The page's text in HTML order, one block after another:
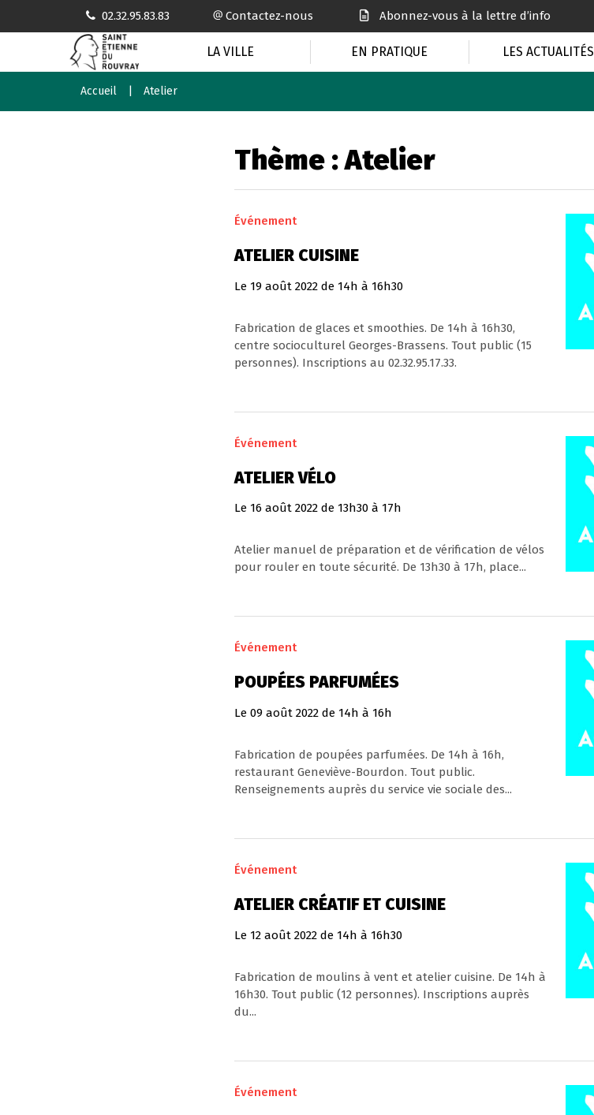
02.32.95.83.83 Contactez-nous Abonnez-vous à la lettre d’info
LA VILLE EN PRATIQUE LES ACTUALITÉS
Accueil Atelier
Thème :Atelier
Événement
ATELIER CUISINE
Le 19 août 2022 de 14h à 16h30
Fabrication de glaces et smoothies. De 14h à 16h30,
centre socioculturel Georges-Brassens. Tout public (15
personnes). Inscriptions au 02.32.95.17.33.
Événement
ATELIER VÉLO
Le 16 août 2022 de 13h30 à 17h
Atelier manuel de préparation et de vérification de vélos
pour rouler en toute sécurité. De 13h30 à 17h, place...
Événement
POUPÉES PARFUMÉES
Le 09 août 2022 de 14h à 16h
Fabrication de poupées parfumées. De 14h à 16h,
restaurant Geneviève-Bourdon. Tout public.
Renseignements auprès du service vie sociale des...
Événement
ATELIER CRÉATIF ET CUISINE
Le 12 août 2022 de 14h à 16h30
Fabrication de moulins à vent et atelier cuisine. De 14h à
16h30. Tout public (12 personnes). Inscriptions auprès
du...
Événement